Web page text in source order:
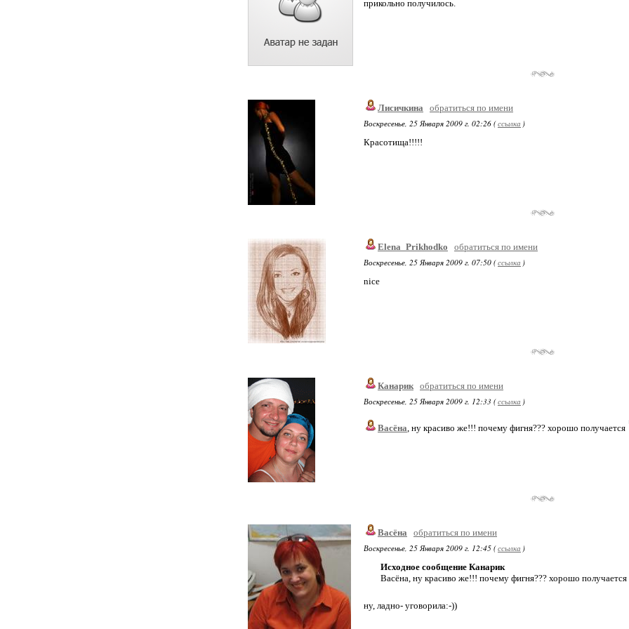
прикольно получилось.
Лисичкина
обратиться по имени
Воскресенье, 25 Января 2009 г. 02:26 (ссылка )
Красотища!!!!!
Elena_Prikhodko
обратиться по имени
Воскресенье, 25 Января 2009 г. 07:50 (ссылка )
nice
Канарик обратиться по имени
Воскресенье, 25 Января 2009 г. 12:33 (ссылка )
Васёна, ну красиво же!!! почему фигня??? хорошо получается
Васёна
обратиться по имени
Воскресенье, 25 Января 2009 г. 12:45 (ссылка )
Исходное сообщение Канарик
Васёна, ну красиво же!!! почему фигня??? хорошо получается
ну, ладно- уговорила:-))